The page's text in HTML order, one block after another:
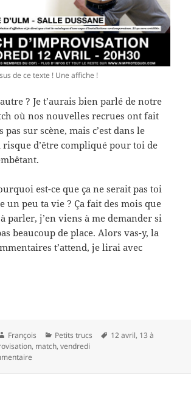
de ce texte ! Une affiche !
? Je t’aurais bien parlé de notre
où nos nouvelles recrues ont fait
sur scène, mais c’est dans le
risque d’être compliqué pour toi de
est-ce que ça ne serait pas toi
un peu ta vie ? Ça fait des mois que
parler, j’en viens à me demander si
beaucoup de place. Alors vas-y, la
t’attend, je lirai avec
Auteur
François Catégories
Petits trucs
Mots-
12 avril, 13 à
, match,vendredi